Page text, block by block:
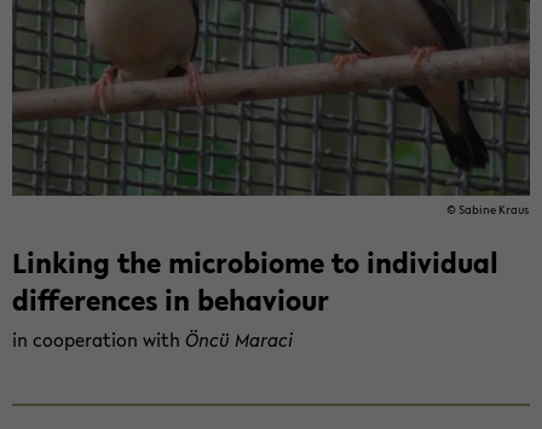
© Sa­bi­ne Kraus
Lin­king the mi­cro­bio­me to in­di­vi­du­al
dif­fe­ren­ces in be­ha­viour
in co­ope­ra­ti­on with Öncü Ma­ra­ci